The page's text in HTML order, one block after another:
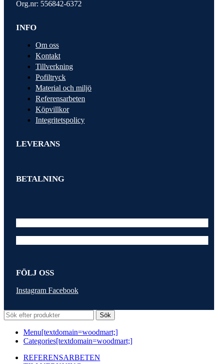
Org.nr: 556842-6372
INFO
Om oss
Kontakt
Tillverkning
Pofiltryck
Material och miljö
Referensarbeten
Köpvillkor
Integritetspolicy
LEVERANS
BETALNING
FÖLJ OSS
Instagram Facebook
Sök
Menu[textdomain=woodmart;]
Categories[textdomain=woodmart;]
REFERENSARBETEN